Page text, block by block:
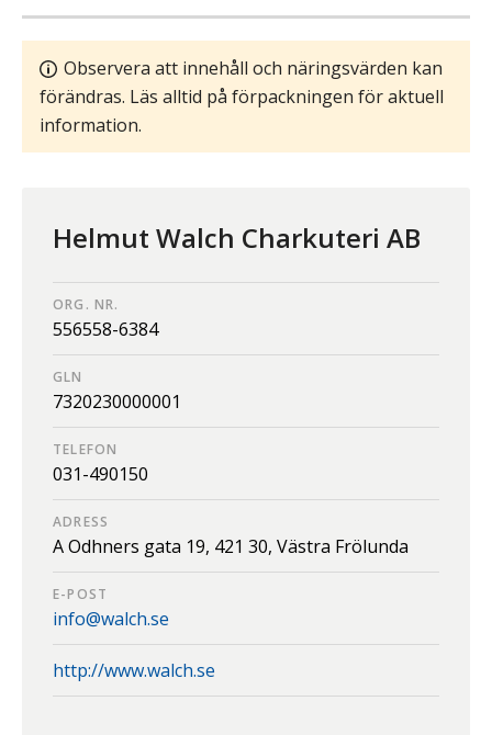
Observera att innehåll och näringsvärden kan
förändras. Läs alltid på förpackningen för aktuell
information.
Helmut Walch Charkuteri AB
ORG. NR.
556558-6384
GLN
7320230000001
TELEFON
031-490150
ADRESS
A Odhners gata 19, 421 30, Västra Frölunda
E-POST
info@walch.se
http://www.walch.se